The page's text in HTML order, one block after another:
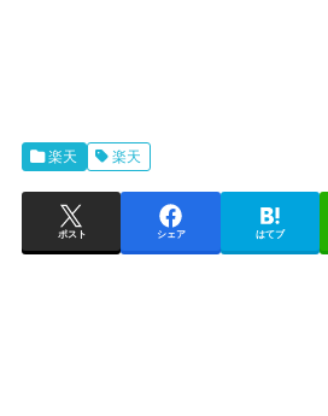
楽天 楽天
ポスト シェア はてブ